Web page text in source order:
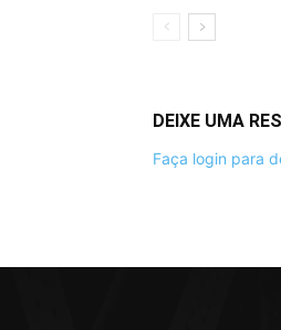
DEIXE UMA
Faça login para